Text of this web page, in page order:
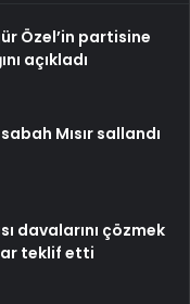
Özel’in partisine
açıkladı
Mısır sallandı
davalarını çözmek
teklif etti